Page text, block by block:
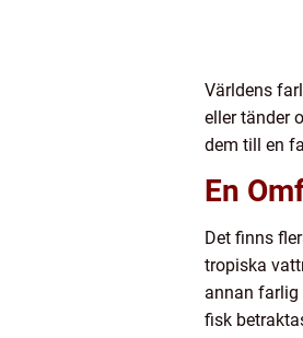
Världens
eller tänder
dem till en
En
Det finns
tropiska
annan farlig
fisk